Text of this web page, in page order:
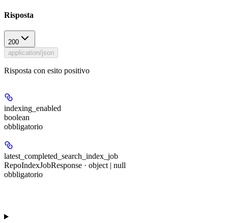
Risposta
200
application/json
Risposta con esito positivo
indexing_enabled
boolean
obbligatorio
latest_completed_search_index_job
RepoIndexJobResponse · object | null
obbligatorio